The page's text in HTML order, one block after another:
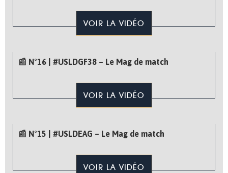
VOIR LA VIDÉO
📰 N°16 | #USLDGF38 – Le Mag de match
VOIR LA VIDÉO
📰 N°15 | #USLDEAG – Le Mag de match
VOIR LA VIDÉO